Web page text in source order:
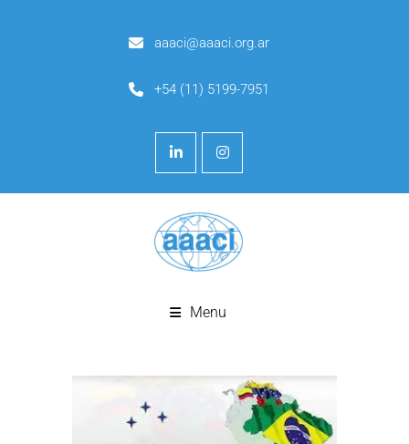
aaaci@aaaci.org.ar
+54 (11) 5199-7951
Menu